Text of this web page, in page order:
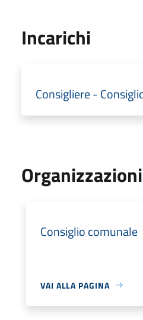
Incarichi
Consigliere -
Organizzazioni
Consiglio comunale
VAI ALLA PAGINA